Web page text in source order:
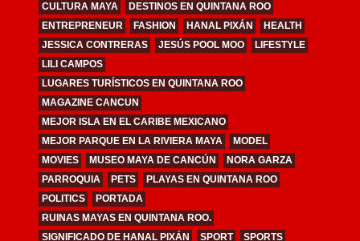
CULTURA MAYA
DESTINOS EN QUINTANA ROO
ENTREPRENEUR
FASHION HANAL PIXÁN
HEALTH
JESSICA CONTRERAS
JESÚS POOL MOO
LIFESTYLE
LILI CAMPOS
LUGARES TURÍSTICOS EN QUINTANA ROO
MAGAZINE CANCUN
MEJOR ISLA EN EL CARIBE MEXICANO
MEJOR PARQUE EN LA RIVIERA MAYA
MODEL
MOVIES
MUSEO MAYA DE CANCÚN
NORA GARZA
PARROQUIA
PETS
PLAYAS EN QUINTANA ROO
POLITICS
PORTADA
RUINAS MAYAS EN QUINTANA ROO.
SIGNIFICADO DE HANAL PIXÁN
SPORT SPORTS